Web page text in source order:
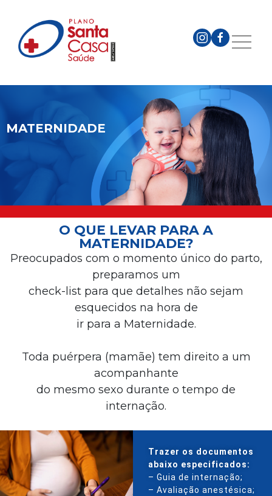
MATERNIDADE
O QUE LEVAR PARA A
MATERNIDADE?
Preocupados com o momento único do parto,
preparamos um
check-list para que detalhes não sejam
esquecidos na hora de
ir para a Maternidade.
Toda puérpera (mamãe) tem direito a um
acompanhante
do mesmo sexo durante o tempo de
internação.
Trazer os documentos
abaixo especificados:
– Guia de internação;
– Avaliação anestésica;